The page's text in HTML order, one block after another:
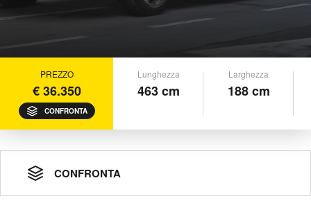
PREZZO
€ 36.350
CONFRONTA
Lunghezza
463 cm
Larghezza
188 cm
CONFRONTA